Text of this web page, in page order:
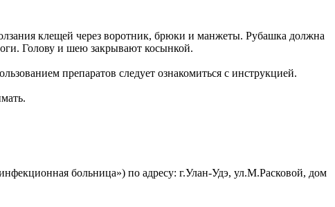
клещей через воротник, брюки и манжеты. Рубашка должна
Голову и шею закрывают косынкой.
препаратов следует ознакомиться с инструкцией.
больница») по адресу: г.Улан-Удэ, ул.М.Расковой, дом